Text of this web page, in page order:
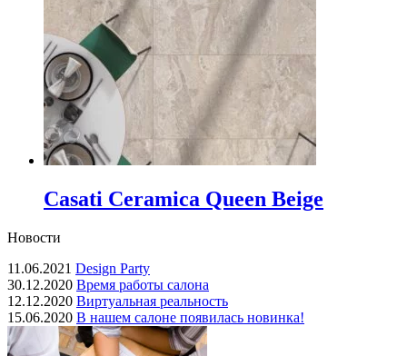
Casati Ceramica Queen Beige
Новости
11.06.2021 Design Party
30.12.2020 Время работы салона
12.12.2020 Виртуальная реальность
15.06.2020 В нашем салоне появилась новинка!